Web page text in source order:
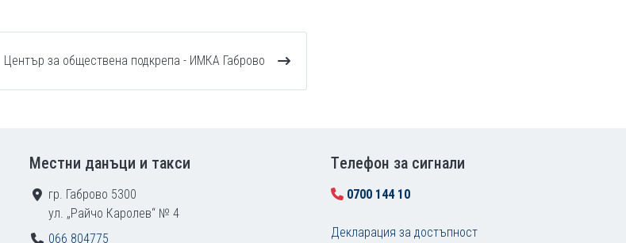
Център за обществена подкрепа - ИМКА Габрово
Местни данъци и такси
гр. Габрово 5300
ул. „Райчо Каролев“ № 4
066 804775
Tелефон за сигнали
0700 144 10
Декларация за достъпност